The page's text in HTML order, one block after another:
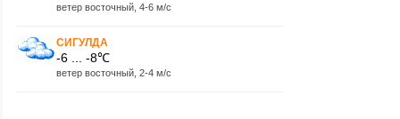
ветер восточный, 4-6 м/с
СИГУЛДА
-6 ... -8℃
ветер восточный, 2-4 м/с